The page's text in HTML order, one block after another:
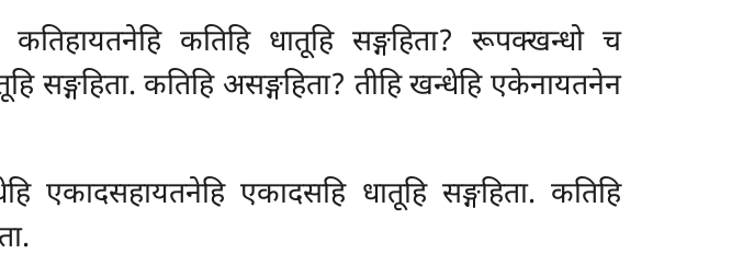
कतिहि धातूहि सङ्गहिता? रूपक्खन्धो च
सङ्गहिता. कतिहि असङ्गहिता? तीहि खन्धेहि एकेनायतनेन
एकादसहि धातूहि सङ्गहिता. कतिहि